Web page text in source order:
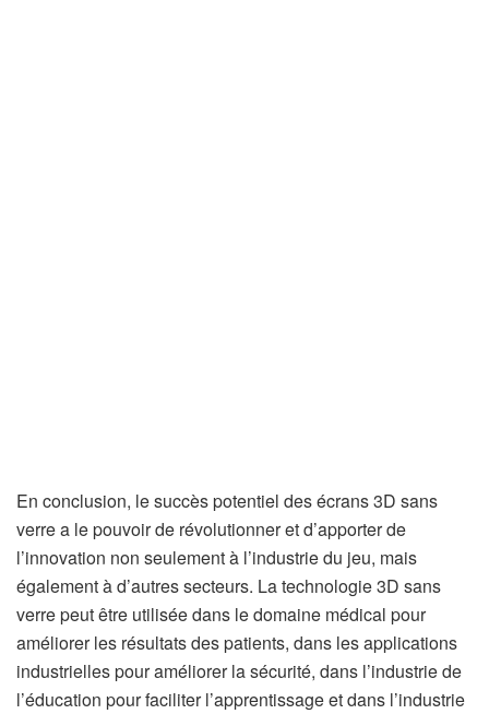
En conclusion, le succès potentiel des écrans 3D sans
verre a le pouvoir de révolutionner et d’apporter de
l’innovation non seulement à l’industrie du jeu, mais
également à d’autres secteurs. La technologie 3D sans
verre peut être utilisée dans le domaine médical pour
améliorer les résultats des patients, dans les applications
industrielles pour améliorer la sécurité, dans l’industrie de
l’éducation pour faciliter l’apprentissage et dans l’industrie